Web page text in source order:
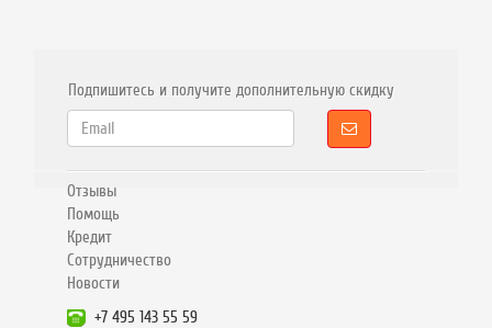
Подпишитесь и получите дополнительную скидку
Отзывы
Помощь
Кредит
Сотрудничество
Новости
+7 495 143 55 59